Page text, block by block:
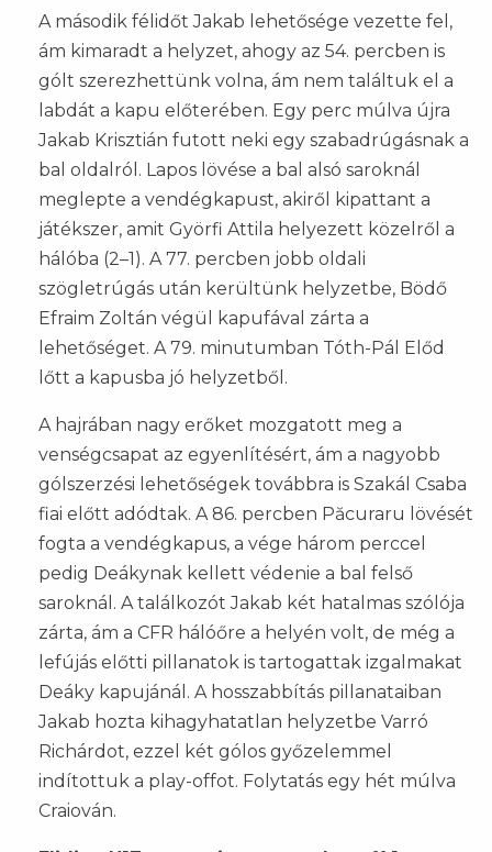
A második félidőt Jakab lehetősége vezette fel,
ám kimaradt a helyzet, ahogy az 54. percben is
gólt szerezhettünk volna, ám nem találtuk el a
labdát a kapu előterében. Egy perc múlva újra
Jakab Krisztián futott neki egy szabadrúgásnak a
bal oldalról. Lapos lövése a bal alsó saroknál
meglepte a vendégkapust, akiről kipattant a
játékszer, amit Györfi Attila helyezett közelről a
hálóba (2–1). A 77. percben jobb oldali
szögletrúgás után kerültünk helyzetbe, Bödő
Efraim Zoltán végül kapufával zárta a
lehetőséget. A 79. minutumban Tóth-Pál Előd
lőtt a kapusba jó helyzetből.
A hajrában nagy erőket mozgatott meg a
venségcsapat az egyenlítésért, ám a nagyobb
gólszerzési lehetőségek továbbra is Szakál Csaba
fiai előtt adódtak. A 86. percben Păcuraru lövését
fogta a vendégkapus, a vége három perccel
pedig Deákynak kellett védenie a bal felső
saroknál. A találkozót Jakab két hatalmas szólója
zárta, ám a CFR hálóőre a helyén volt, de még a
lefújás előtti pillanatok is tartogattak izgalmakat
Deáky kapujánál. A hosszabbítás pillanataiban
Jakab hozta kihagyhatatlan helyzetbe Varró
Richárdot, ezzel két gólos győzelemmel
indítottuk a play-offot. Folytatás egy hét múlva
Craiován.